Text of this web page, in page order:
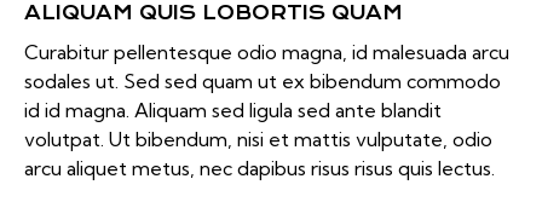
ALIQUAM QUIS LOBORTIS QUAM
Curabitur pellentesque odio magna, id malesuada arcu
sodales ut. Sed sed quam ut ex bibendum commodo
id id magna. Aliquam sed ligula sed ante blandit
volutpat. Ut bibendum, nisi et mattis vulputate, odio
arcu aliquet metus, nec dapibus risus risus quis lectus.